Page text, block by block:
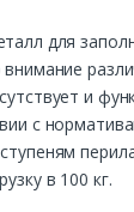
для
и
с
в 100 кг.